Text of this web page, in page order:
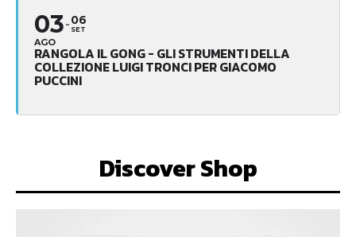
03
AGO
06
SET
RANGOLA IL GONG - GLI STRUMENTI DELLA
COLLEZIONE LUIGI TRONCI PER GIACOMO
PUCCINI
Discover Shop